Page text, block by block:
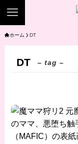
ホーム DT
DT – tag –